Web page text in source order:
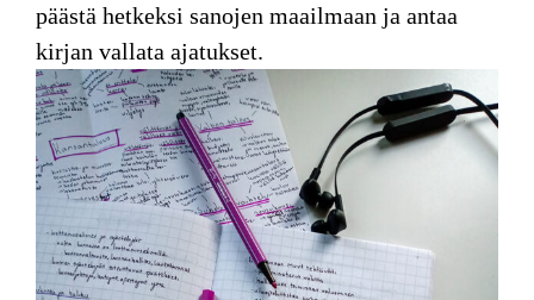
päästä hetkeksi sanojen maailmaan ja antaa
kirjan vallata ajatukset.